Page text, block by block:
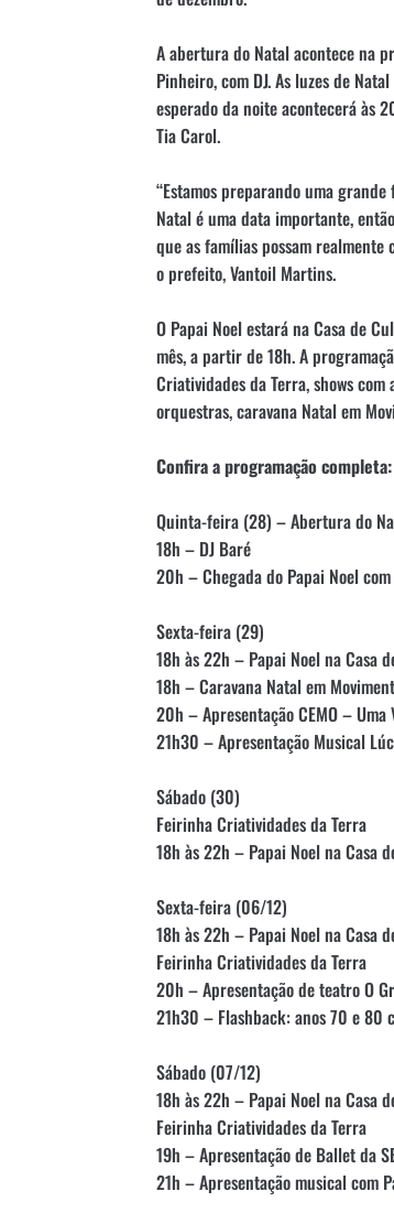
A abertura do Natal acontece na
Pinheiro, com DJ. As luzes de
esperado da noite acontecerá às
Tia Carol.
“Estamos preparando uma
Natal é uma data importante,
que as famílias possam
o prefeito, Vantoil Martins.
O Papai Noel estará na Casa de
mês, a partir de 18h. A
Criatividades da Terra, shows
orquestras, caravana Natal em
Confira a programação completa:
Quinta-feira (28) – Abertura do
18h – DJ Baré
20h – Chegada do Papai Noel
Sexta-feira (29)
18h às 22h – Papai Noel na Casa
18h – Caravana Natal em
20h – Apresentação CEMO –
21h30 – Apresentação Musical
Sábado (30)
Feirinha Criatividades da Terra
18h às 22h – Papai Noel na Casa
Sexta-feira (06/12)
18h às 22h – Papai Noel na Casa
Feirinha Criatividades da Terra
20h – Apresentação de teatro O
21h30 – Flashback: anos 70 e 80
Sábado (07/12)
18h às 22h – Papai Noel na Casa
Feirinha Criatividades da Terra
19h – Apresentação de Ballet da
21h – Apresentação musical com